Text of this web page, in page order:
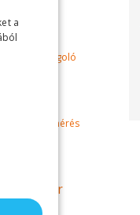
vegyszeradagoló
vízminőségmérés
műszer
a